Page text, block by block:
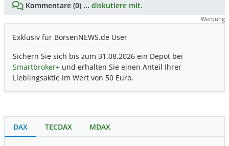
Kommentare (0) ... diskutiere mit.
Werbung
Exklusiv für BörsenNEWS.de User
Sichern Sie sich bis zum 31.08.2026 ein Depot bei
Smartbroker+ und erhalten Sie einen Anteil Ihrer
Lieblingsaktie im Wert von 50 Euro.
DAX TECDAX MDAX